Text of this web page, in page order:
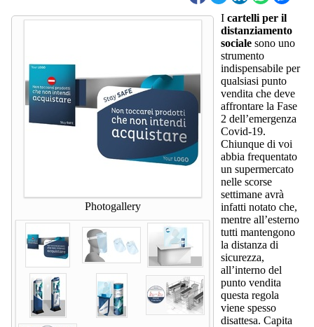
Photogallery
I cartelli per il
distanziamento
sociale sono uno
strumento
indispensabile per
qualsiasi punto
vendita che deve
affrontare la Fase
2 dell’emergenza
Covid-19.
Chiunque di voi
abbia frequentato
un supermercato
nelle scorse
settimane avrà
infatti notato che,
mentre all’esterno
tutti mantengono
la distanza di
sicurezza,
all’interno del
punto vendita
questa regola
viene spesso
disattesa. Capita